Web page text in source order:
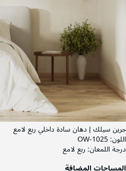
جرين سيلك | دهان سادة داخلي ربع لامع
اللون:OW-1025
درجة اللمعان: ربع لامع